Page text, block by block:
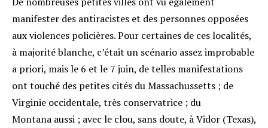
manifester des antiracistes et des personnes opposées
aux violences policières. Pour certaines de ces localités,
à majorité blanche, c’était un scénario assez improbable
a priori, mais le 6 et le 7 juin, de telles manifestations
ont touché des petites cités du Massachussetts ; de
Virginie occidentale, très conservatrice ; du
Montana aussi ; avec le clou, sans doute, à Vidor (Texas),